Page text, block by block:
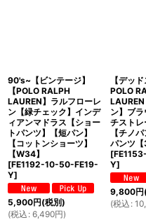
90's~【ビンテージ】
【POLO RALPH
LAUREN】ラルフローレ
ン【緑チェック】インデ
ィアンマドラス【ショー
トパンツ】【短パン】
【コットンショーツ】
【W34】
[FE1192-10-50-FE19-
Y]
5,900円(税別)
(税込 : 6,490円)
【デッ
POLO
ン】ブ
チストレ
【チノ
パンツ【
[
Y]
9,800円
(税込 :